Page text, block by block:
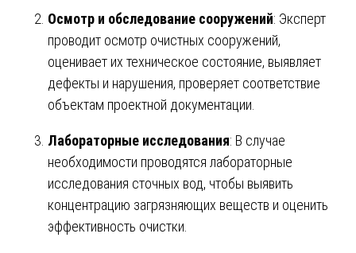
Осмотр и обследование сооружений: Эксперт
проводит осмотр очистных сооружений,
оценивает их техническое состояние, выявляет
дефекты и нарушения, проверяет соответствие
объектам проектной документации.
Лабораторные исследования: В случае
необходимости проводятся лабораторные
исследования сточных вод, чтобы выявить
концентрацию загрязняющих веществ и оценить
эффективность очистки.